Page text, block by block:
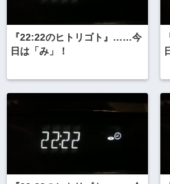
『22:22のヒトリゴト』……今
日は「み」！